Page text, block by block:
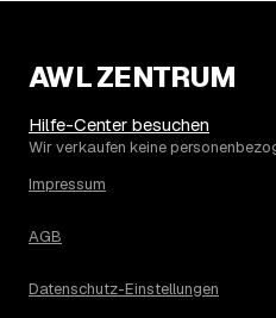
AWL ZENTRUM
Hilfe-Center besuchen
Wir verkaufen keine
Impressum
AGB
Datenschutz-Einstellungen